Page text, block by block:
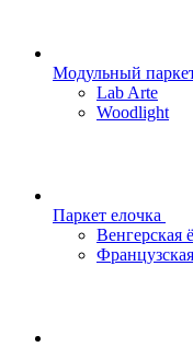
Модульный
Lab Arte
Woodlight
Паркет елочка
Венгерская